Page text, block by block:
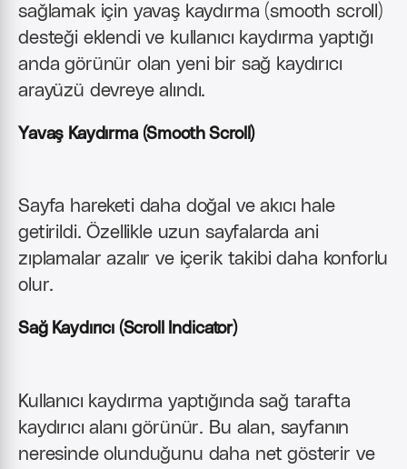
sağlamak için yavaş kaydırma (smooth scroll)
desteği eklendi ve kullanıcı kaydırma yaptığı
anda görünür olan yeni bir sağ kaydırıcı
arayüzü devreye alındı.
Yavaş Kaydırma (Smooth Scroll)
Sayfa hareketi daha doğal ve akıcı hale
getirildi. Özellikle uzun sayfalarda ani
zıplamalar azalır ve içerik takibi daha konforlu
olur.
Sağ Kaydırıcı (Scroll Indicator)
Kullanıcı kaydırma yaptığında sağ tarafta
kaydırıcı alanı görünür. Bu alan, sayfanın
neresinde olunduğunu daha net gösterir ve